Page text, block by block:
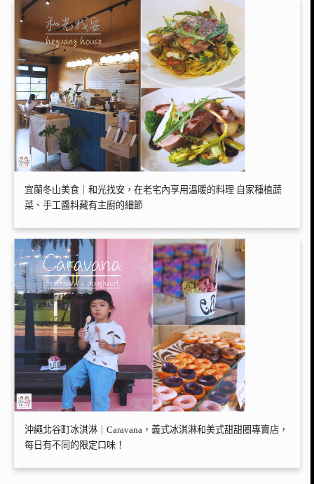
宜蘭冬山美食｜和光找安，在老宅內享用溫暖的料理 自家種植蔬
菜、手工醬料藏有主廚的細節
沖繩北谷町冰淇淋｜Caravana，義式冰淇淋和美式甜甜圈專賣店，
每日有不同的限定口味！